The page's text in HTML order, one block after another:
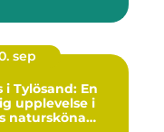
sep
i Tylösand: En
upplevelse i
natursköna